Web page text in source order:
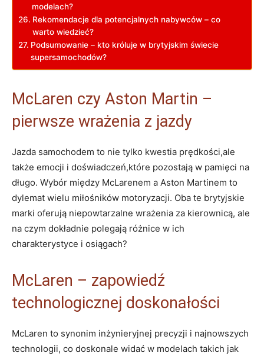
modelach?
Rekomendacje dla potencjalnych nabywców – co
warto wiedzieć?
Podsumowanie – kto króluje w brytyjskim świecie
supersamochodów?
McLaren czy Aston Martin –
pierwsze wrażenia z jazdy
Jazda samochodem to nie tylko kwestia prędkości,ale
także emocji i doświadczeń,które pozostają w pamięci na
długo. Wybór między McLarenem a Aston Martinem to
dylemat wielu miłośników motoryzacji. Oba te brytyjskie
marki oferują niepowtarzalne wrażenia za kierownicą, ale
na czym dokładnie polegają różnice w ich
charakterystyce i osiągach?
McLaren – zapowiedź
technologicznej doskonałości
McLaren to synonim inżynieryjnej precyzji i najnowszych
technologii, co doskonale widać w modelach takich jak